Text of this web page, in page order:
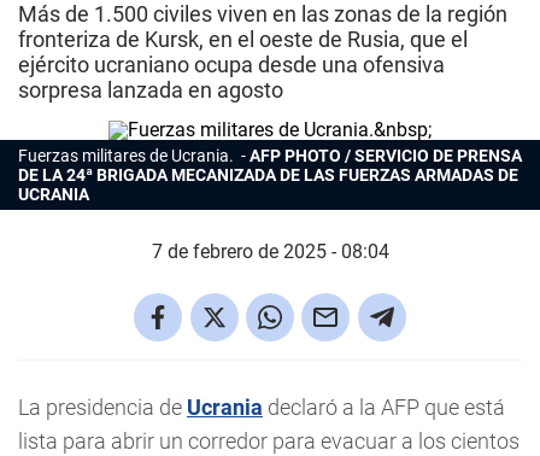
Más de 1.500 civiles viven en las zonas de la región
fronteriza de Kursk, en el oeste de Rusia, que el
ejército ucraniano ocupa desde una ofensiva
sorpresa lanzada en agosto
Fuerzas militares de Ucrania.
AFP PHOTO / SERVICIO DE PRENSA
DE LA 24ª BRIGADA MECANIZADA DE LAS FUERZAS ARMADAS DE
UCRANIA
7 de febrero de 2025 - 08:04
La presidencia de Ucrania declaró a la AFP que está
lista para abrir un corredor para evacuar a los cientos